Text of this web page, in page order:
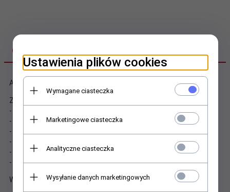
OPIS PRODUKTU
Akumulator Gembird BAT-12V7.5AH dla urządzeń UPS
Zastosowania:
- Świato zapasowe, asekuracyjne
- Alarmy systemowe
- Narządzia i zabawki
- Telefony oraz urządzenia telekomunikacyjne
- Systemy UPS
- Urządzenia medyczne
Wymagania środowiskowe:
Ustawienia plików cookies
Wymagane ciasteczka
Marketingowe ciasteczka
Analityczne ciasteczka
Wysyłanie danych marketingowych